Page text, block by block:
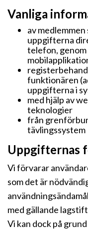
Vanliga
av
uppgifterna
telefon, genom
funktionären
uppgifterna i
med hjälp av
teknologier
från
tävlingssystem
Uppgifternas
Vi förvarar
som det är
med gällande
Vi kan dock på